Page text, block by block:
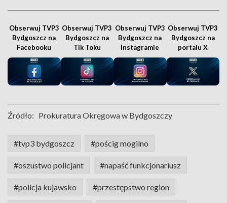
Obserwuj TVP3
Bydgoszcz na
Facebooku
Obserwuj TVP3
Bydgoszcz na
Tik Toku
Obserwuj TVP3
Bydgoszcz na
Instagramie
Obserwuj TVP3
Bydgoszcz na
portalu X
Źródło: Prokuratura Okręgowa w Bydgoszczy
#tvp3 bydgoszcz #pościg mogilno
#oszustwo policjant #napaść funkcjonariusz
#policja kujawsko #przestępstwo region